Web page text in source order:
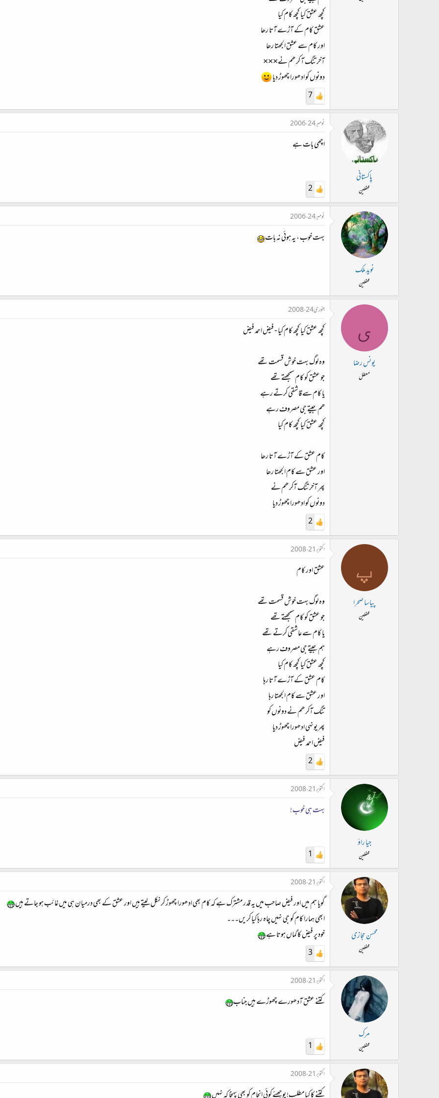
کچھ عشق کیا کچھ کام کیا
عشق کام کے آڑے آتا رھا
اور کام سے عشق الجھتا رھا
آخر تنگ آ کر ھم نے×××
دونوں کو ادھورا چھوڑ دیا
7
پاکستانی
محفلین
نومبر 24، 2006
اچھی بات ہے
2
نوید ملک
محفلین
نومبر 24، 2006
بہت خوب ، یہ ہوئی نہ بات
ی
یونس رضا
معطل
جنوری 24، 2008
کچھ عشق کیا کچھ کام کیا - فیض احمد فیض
وہ لوگ بہت خوش قسمت تھے
جو عشق کو کام سمجھتے تھے
یا کام سے قاشقی کرتے رہے
ھم جیتے جی مصروف رہے
کچھ عشق کیا کچھ کام کیا
کام عشق کے آڑے آتا رھا
اور عشق سے کام الجھتا رھا
پھر آخر تنگ آکر ھم نے
دونوں کو ادھورا چھوڑ دیا
2
پ
پیاسا صحرا
محفلین
اکتوبر 21، 2008
عشق اور کام
وہ لوگ بہت خوش قسمت تھے
جو عشق کو کام سمجھتے تھے
یا کام سے عاشقی کرتے تھے
ہم جیتے جی مصروف رہے
کچھ عشق کیا کچھ کام کیا
کام عشق کے آڑے آتا رہا
اور عشق سے کام الجھتا رہا
تنگ آکر ھم نے دونوں کو
پھر یونہی ادھورا چھوڑ دیا
فیض احمد فیض
2
جیا راؤ
محفلین
اکتوبر 21، 2008
بہت ہی خوب !
1
محسن حجازی
محفلین
اکتوبر 21، 2008
گویا ہم میں اور فیض صاحب میں یہ قدر مشترک ہے کہ کام بھی ادھورا چھوڑ کر نکل لیتے ہیں اور عشق کے بھی درمیان ہی میں غائب ہو جاتے ہیں
ابھی ہمارا کام کو جی نہیں چاہ رہا کیا کریں۔۔۔
خود پر فیض کا گماں ہوتا ہے
3
مرک
محفلین
اکتوبر 21، 2008
کتنے عشق آدھورے چھوڑے ہیں جناب
1
اکتوبر 21، 2008